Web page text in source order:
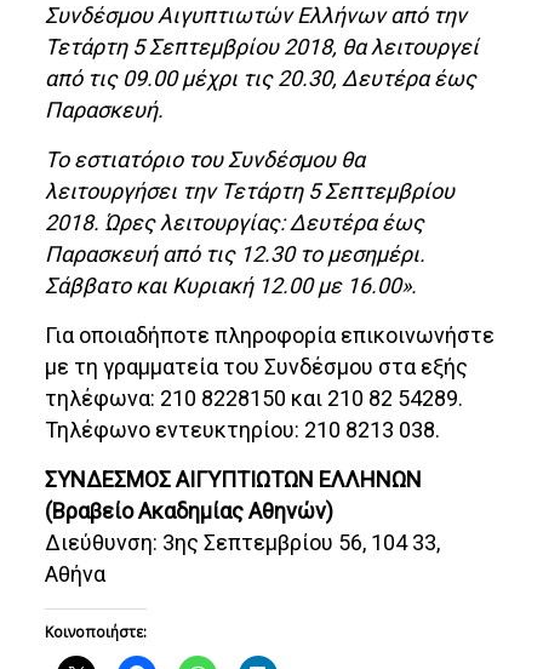
Συνδέσμου Αιγυπτιωτών Ελλήνων από την
Τετάρτη 5 Σεπτεμβρίου 2018, θα λειτουργεί
από τις 09.00 μέχρι τις 20.30, Δευτέρα έως
Παρασκευή.
Το εστιατόριο του Συνδέσμου θα
λειτουργήσει την Τετάρτη 5 Σεπτεμβρίου
2018. Ώρες λειτουργίας: Δευτέρα έως
Παρασκευή από τις 12.30 το μεσημέρι.
Σάββατο και Κυριακή 12.00 με 16.00».
Για οποιαδήποτε πληροφορία επικοινωνήστε
με τη γραμματεία του Συνδέσμου στα εξής
τηλέφωνα: 210 8228150 και 210 82 54289.
Τηλέφωνο εντευκτηρίου: 210 8213 038.
ΣΥΝΔΕΣΜΟΣ ΑΙΓΥΠΤΙΩΤΩΝ ΕΛΛΗΝΩΝ
(Βραβείο Ακαδημίας Αθηνών)
Διεύθυνση: 3ης Σεπτεμβρίου 56, 104 33,
Αθήνα
Κοινοποιήστε: